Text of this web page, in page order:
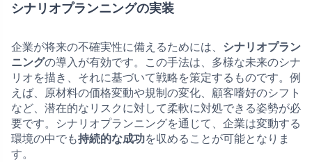
シナリオプランニングの実装
企業が将来の不確実性に備えるためには、 シナリオプラン
ニングの導入が有効です。この手法は、多様な未来のシナ
リオを描き、それに基づいて戦略を策定するものです。例
えば、原材料の価格変動や規制の変化、顧客嗜好のシフト
など、潜在的なリスクに対して柔軟に対処できる姿勢が必
要です。シナリオプランニングを通じて、企業は変動する
環境の中でも持続的な成功を収めることが可能となりま
す。